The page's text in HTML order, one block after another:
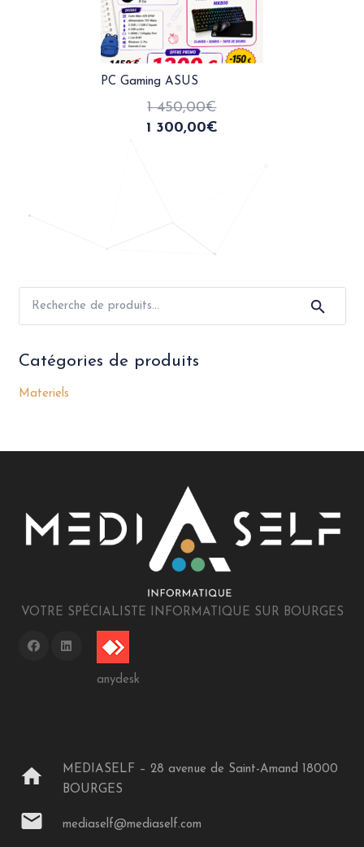
PC Gaming ASUS
1 450,00€
1 300,00€
Catégories de produits
Materiels
VOTRE SPÉCIALISTE INFORMATIQUE SUR BOURGES
anydesk
home
MEDIASELF – 28 avenue de Saint-Amand 18000
BOURGES
mail mediaself@mediaself.com